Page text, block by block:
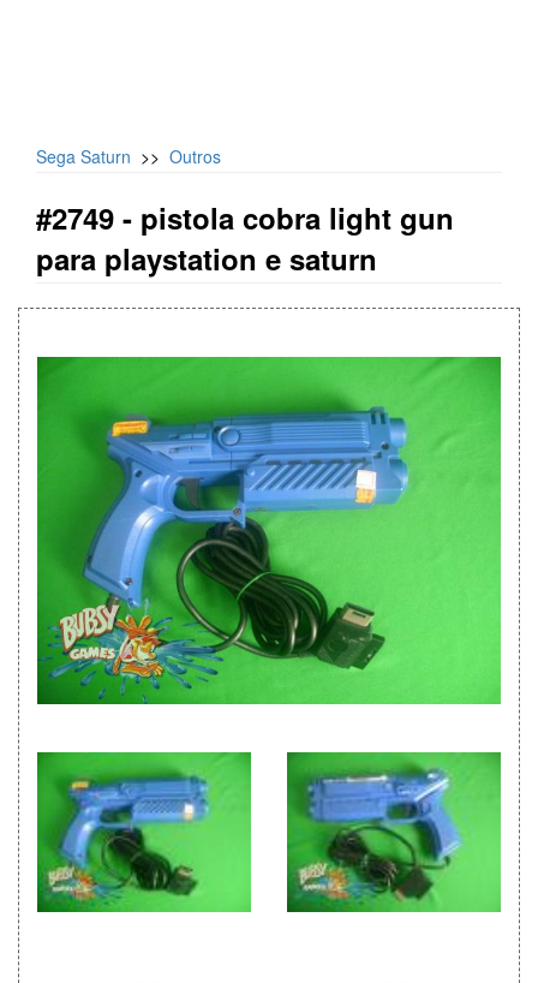
Sega Saturn >> Outros
#2749 - pistola cobra light gun
para playstation e saturn